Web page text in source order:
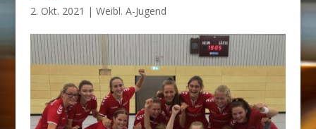
2. Okt. 2021 | Weibl. A-Jugend